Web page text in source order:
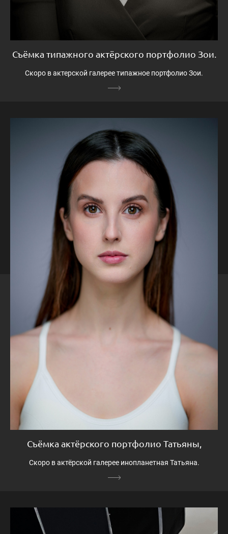
Съёмка типажного актёрского портфолио Зои.
Скоро в актерской галерее типажное портфолио Зои.
Съёмка актёрского портфолио Татьяны,
Скоро в актёрской галерее инопланетная Татьяна.